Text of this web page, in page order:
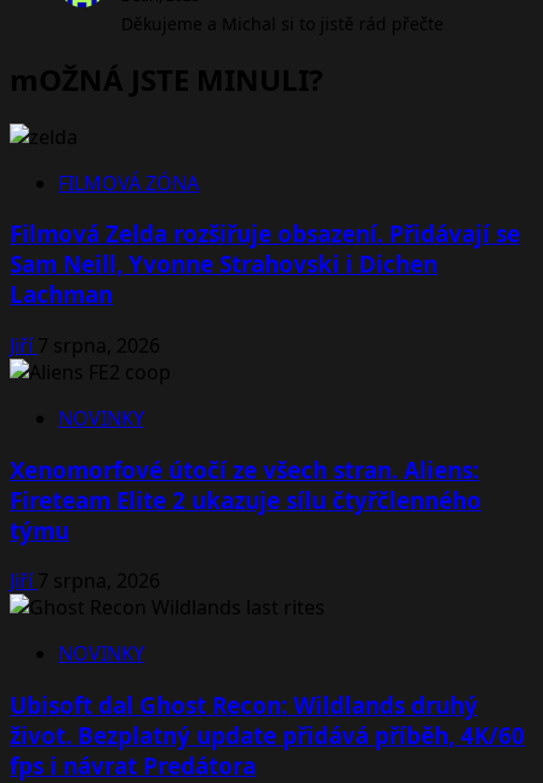
Děkujeme a Michal si to jistě rád přečte
mOŽNÁ JSTE MINULI?
FILMOVÁ ZÓNA
Filmová Zelda rozšiřuje obsazení. Přidávají se
Sam Neill, Yvonne Strahovski i Dichen
Lachman
Jiří7 srpna, 2026
NOVINKY
Xenomorfové útočí ze všech stran. Aliens:
Fireteam Elite 2 ukazuje sílu čtyřčlenného
týmu
Jiří7 srpna, 2026
NOVINKY
Ubisoft dal Ghost Recon: Wildlands druhý
život. Bezplatný update přidává příběh, 4K/60
fps i návrat Predátora